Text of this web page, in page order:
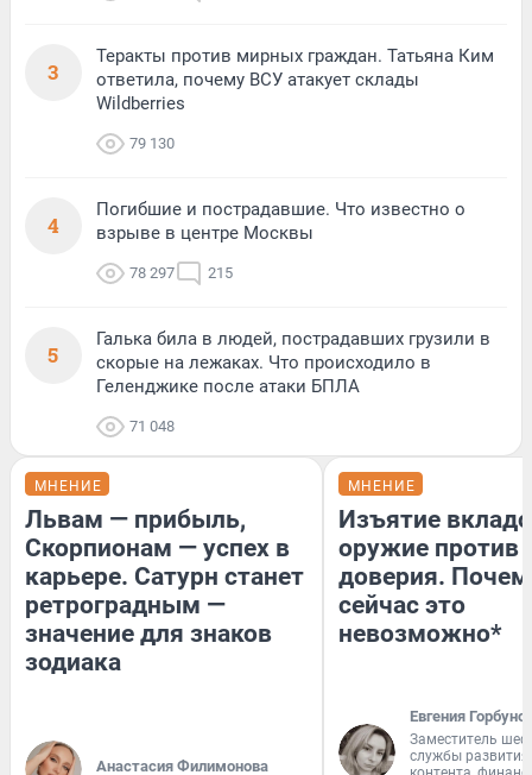
3
Теракты против мирных граждан. Татьяна Ким
ответила, почему ВСУ атакует склады
Wildberries
79 130
4
Погибшие и пострадавшие. Что известно о
взрыве в центре Москвы
78 297 215
5
Галька била в людей, пострадавших грузили в
скорые на лежаках. Что происходило в
Геленджике после атаки БПЛА
71 048
МНЕНИЕ
Львам — прибыль,
Скорпионам — успех в
карьере. Сатурн станет
ретроградным —
значение для знаков
зодиака
Анастасия Филимонова
МНЕНИЕ
Изъятие
оружие против
доверия.
сейчас это
невозможно*
Евгения
Заместитель
службы